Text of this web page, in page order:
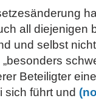
all diejenigen
und selbst
Beteiligter
sich führt und